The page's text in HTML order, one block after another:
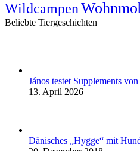
Wildcampen
Beliebte Tiergeschichten
János testet Supplements
13. April 2026
Dänisches „Hygge“ mit